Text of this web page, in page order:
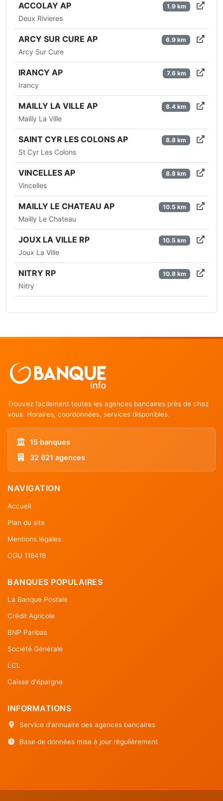
ACCOLAY AP
Deux Rivieres
1.9 km
ARCY SUR CURE AP
Arcy Sur Cure
6.9 km
IRANCY AP
Irancy
7.6 km
MAILLY LA VILLE AP
Mailly La Ville
8.4 km
SAINT CYR LES COLONS AP
St Cyr Les Colons
8.8 km
VINCELLES AP
Vincelles
8.8 km
MAILLY LE CHATEAU AP
Mailly Le Chateau
10.5 km
JOUX LA VILLE RP
Joux La Ville
10.5 km
NITRY RP
Nitry
10.8 km
Trouvez facilement toutes les agences bancaires près de chez
vous. Horaires, coordonnées, services disponibles.
15 banques
32 621 agences
NAVIGATION
Accueil
Plan du site
Mentions légales
CGU 118418
BANQUES POPULAIRES
La Banque Postale
Crédit Agricole
BNP Paribas
Société Générale
LCL
Caisse d'épargne
INFORMATIONS
Service d'annuaire des agences bancaires
Base de données mise à jour régulièrement